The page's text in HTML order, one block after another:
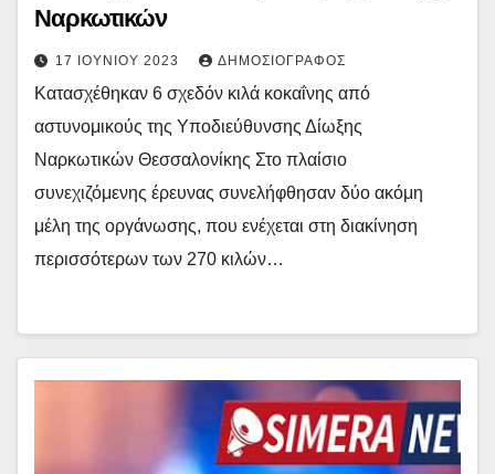
Ναρκωτικών
17 ΙΟΥΝΊΟΥ 2023 ΔΗΜΟΣΙΟΓΡΆΦΟΣ
Κατασχέθηκαν 6 σχεδόν κιλά κοκαΐνης από
αστυνομικούς της Υποδιεύθυνσης Δίωξης
Ναρκωτικών Θεσσαλονίκης Στο πλαίσιο
συνεχιζόμενης έρευνας συνελήφθησαν δύο ακόμη
μέλη της οργάνωσης, που ενέχεται στη διακίνηση
περισσότερων των 270 κιλών…